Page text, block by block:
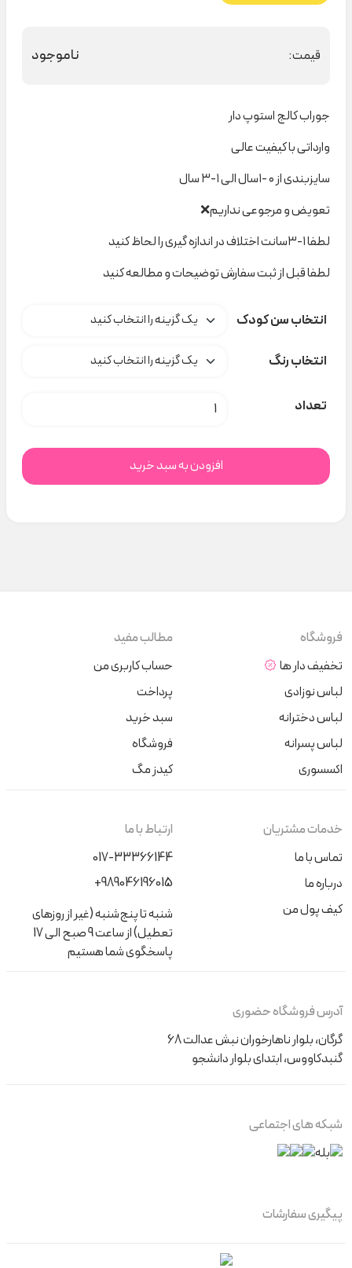
قیمت: ناموجود
جوراب کالج استوپ دار
وارداتی با کیفیت عالی
سایزبندی از ۰ -۱سال الی ۱-۳ سال
تعویض و مرجوعی نداریم❌
لطفا ۱-۳سانت اختلاف در اندازه گیری را لحاظ کنید
لطفا قبل از ثبت سفارش توضیحات و مطالعه کنید
انتخاب سن کودک
انتخاب رنگ
تعداد جوراب کالج بند دار کد t000507 عدد
افزودن به سبد خرید
فروشگاه
تخفیف دار ها
لباس نوزادی
لباس دخترانه
لباس پسرانه
اکسسوری
مطالب مفید
حساب کاربری من
پرداخت
سبد خرید
فروشگاه
کیدز مگ
خدمات مشتریان
تماس با ما
درباره ما
کیف پول من
ارتباط با ما
017-33366144
+989046196015
شنبه تا پنج‌شنبه (غیر از روزهای
تعطیل) از ساعت 9 صبح الی 17
پاسخگوی شما هستیم
آدرس فروشگاه حضوری
گرگان، بلوار ناهارخوران نبش عدالت 68
گنبدکاووس، ابتدای بلوار دانشجو
شبکه های اجتماعی
پیگیری سفارشات